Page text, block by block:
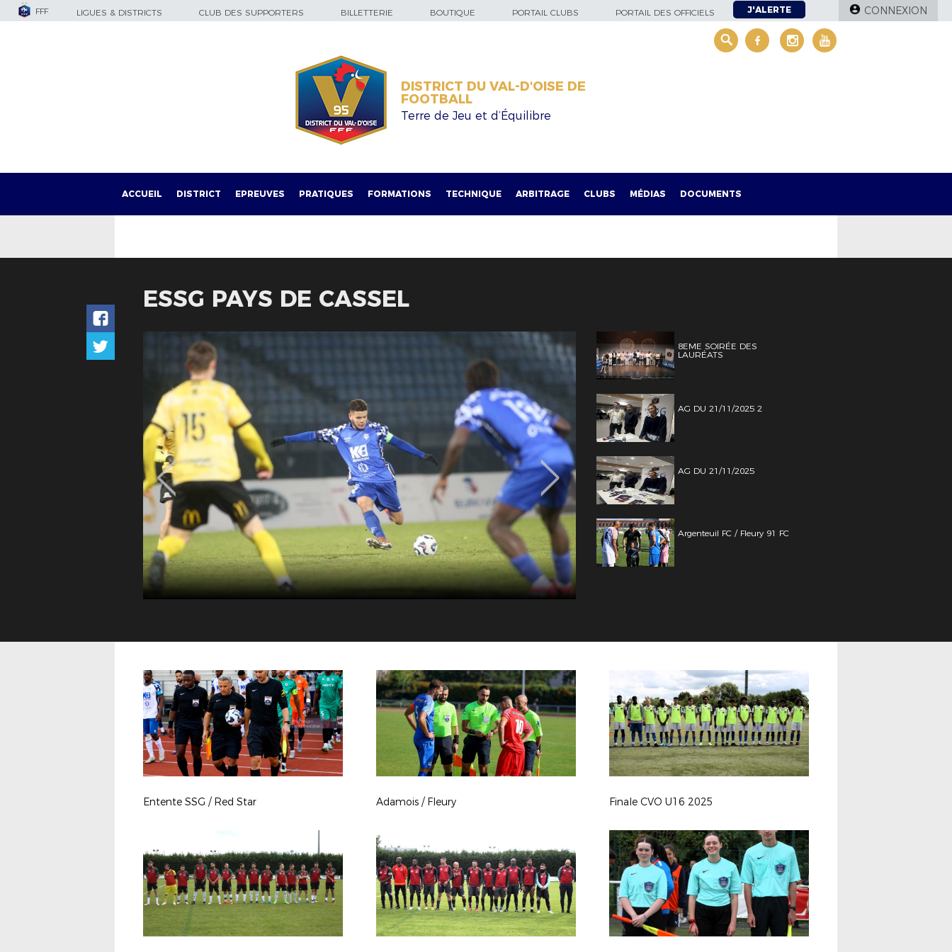
FFF LIGUES & DISTRICTS CLUB DES SUPPORTERS BILLETTERIE BOUTIQUE PORTAIL CLUBS PORTAIL DES OFFICIELS J'ALERTE CONNEXION
DISTRICT DU VAL-D'OISE DE
FOOTBALL
Terre de Jeu et d’Équilibre
ACCUEIL DISTRICT EPREUVES PRATIQUES FORMATIONS TECHNIQUE ARBITRAGE CLUBS MÉDIAS DOCUMENTS
ESSG PAYS DE CASSEL
8EME SOIRÉE DES
LAURÉATS
AG DU 21/11/2025 2
AG DU 21/11/2025
Argenteuil FC / Fleury 91 FC
Entente SSG / Red Star Adamois / Fleury Finale CVO U16 2025